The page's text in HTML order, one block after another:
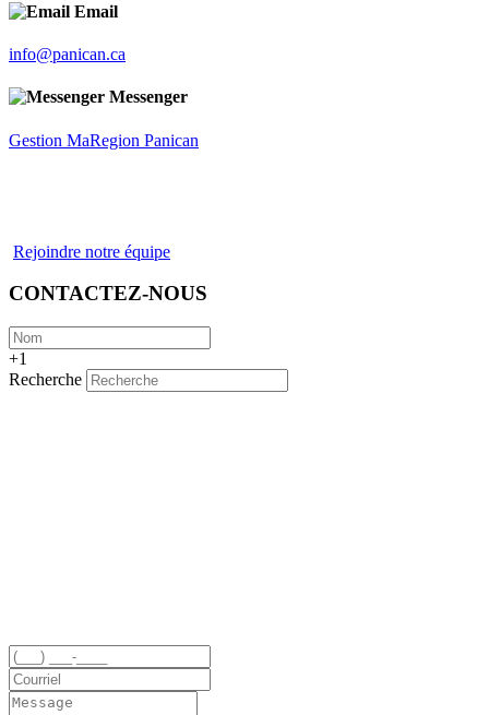
Email
info@panican.ca
Messenger
Gestion MaRegion Panican
Rejoindre notre équipe
CONTACTEZ-NOUS
+1
Recherche